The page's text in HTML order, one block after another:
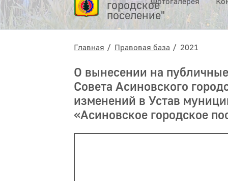
городское
поселение"
Главная Правовая база 2021
О вынесении на
Совета Асиновского
изменений в Устав
«Асиновское городское